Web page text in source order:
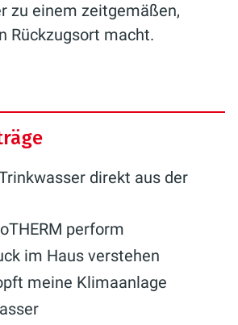
zu einem zeitgemäßen,
Rückzugsort macht.
direkt aus der
perform
im Haus verstehen
meine Klimaanlage